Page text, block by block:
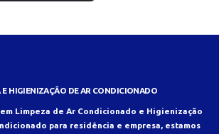
E HIGIENIZAÇÃO DE AR CONDICIONADO
Limpeza de Ar Condicionado e Higienização
para residência e empresa, estamos